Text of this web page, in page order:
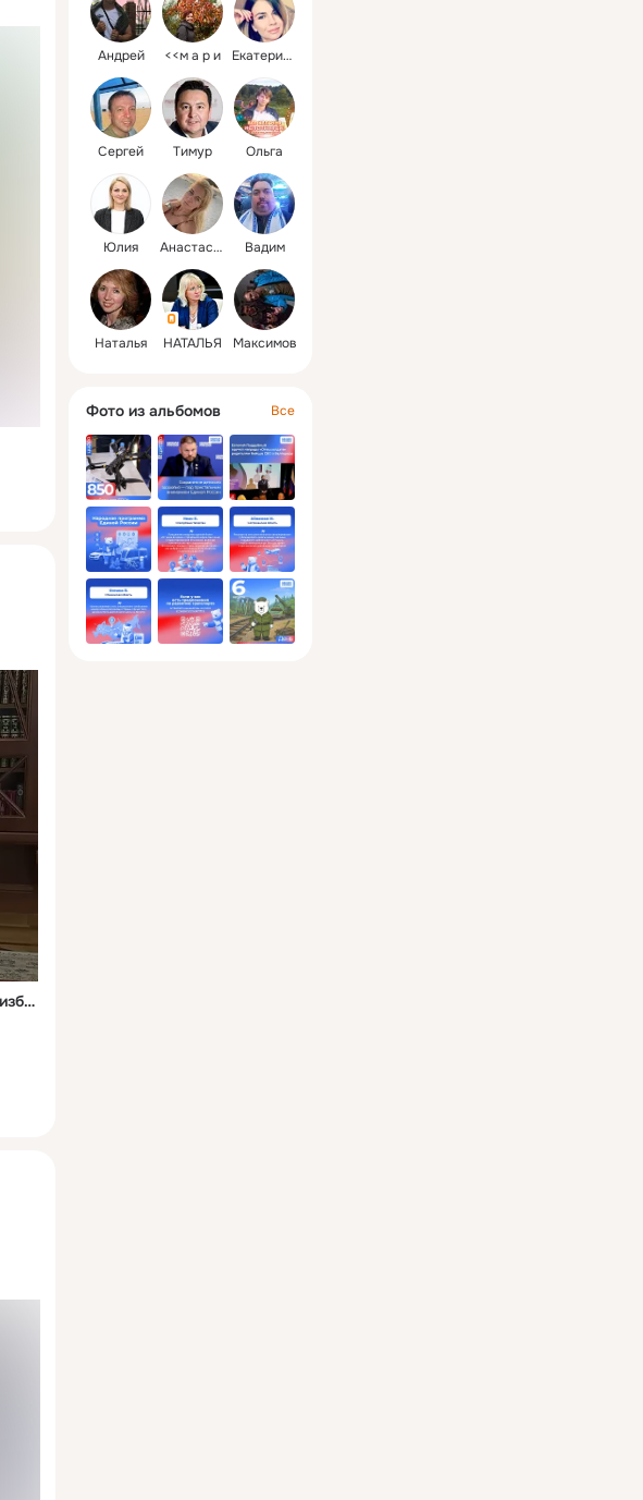
Владимир Путин прокомментировал первое место Единой России в избирательном бюллетене
Андрей <<м а р и Екатерина
Сергей Тимур Ольга
Юлия Анастасия Вадим
Наталья НАТАЛЬЯ Максимов
Фото из альбомов Все